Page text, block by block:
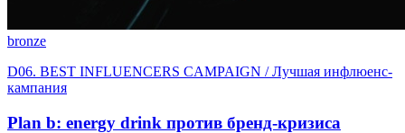
bronze
D06. BEST INFLUENCERS CAMPAIGN / Лучшая инфлюенс-
кампания
Plan b: energy drink против бренд-кризиса